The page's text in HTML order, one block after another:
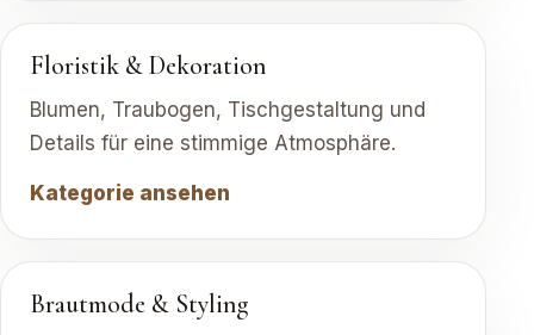
Floristik & Dekoration
Blumen, Traubogen, Tischgestaltung und
Details für eine stimmige Atmosphäre.
Kategorie ansehen
Brautmode & Styling